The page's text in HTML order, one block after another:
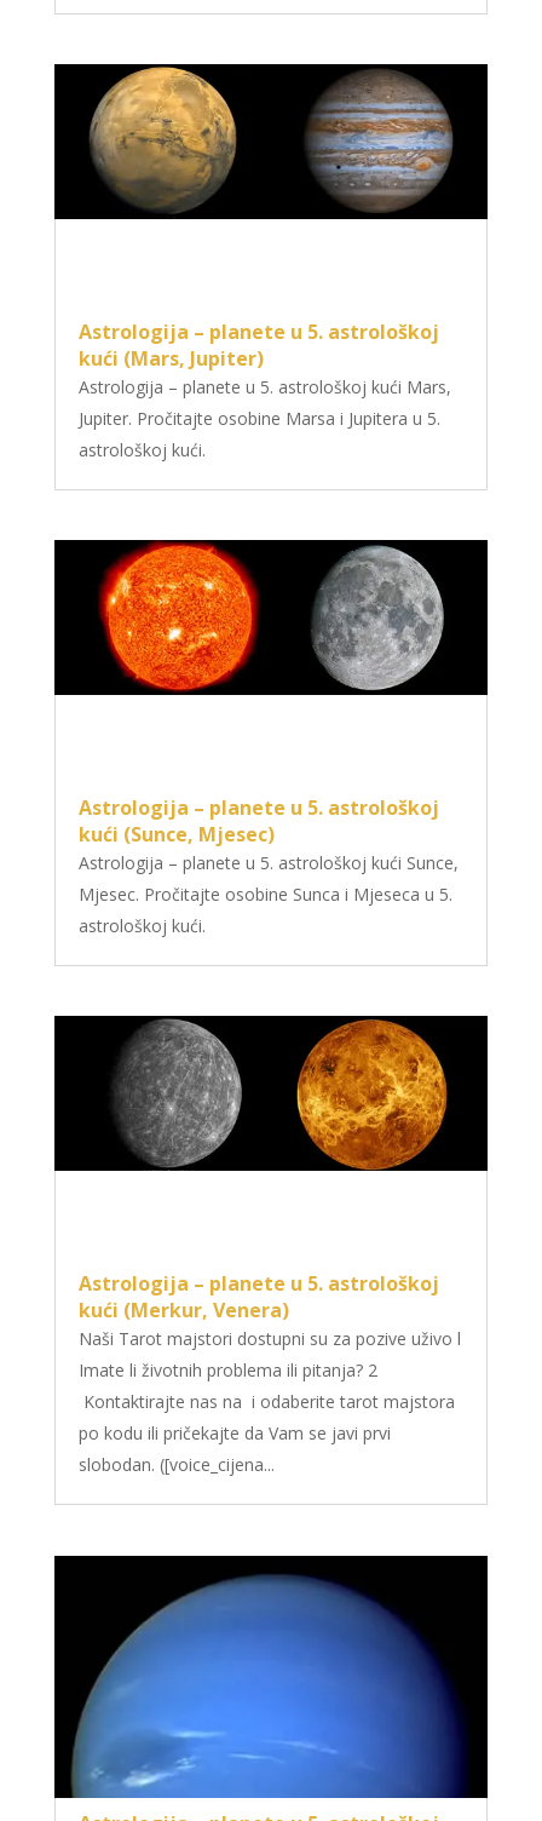
Astrologija – planete u 5. astrološkoj
kući (Mars, Jupiter)
Astrologija – planete u 5. astrološkoj kući Mars,
Jupiter. Pročitajte osobine Marsa i Jupitera u 5.
astrološkoj kući.
Astrologija – planete u 5. astrološkoj
kući (Sunce, Mjesec)
Astrologija – planete u 5. astrološkoj kući Sunce,
Mjesec. Pročitajte osobine Sunca i Mjeseca u 5.
astrološkoj kući.
Astrologija – planete u 5. astrološkoj
kući (Merkur, Venera)
Naši Tarot majstori dostupni su za pozive uživo l
Imate li životnih problema ili pitanja? 2
Kontaktirajte nas na i odaberite tarot majstora
po kodu ili pričekajte da Vam se javi prvi
slobodan. ([voice_cijena...